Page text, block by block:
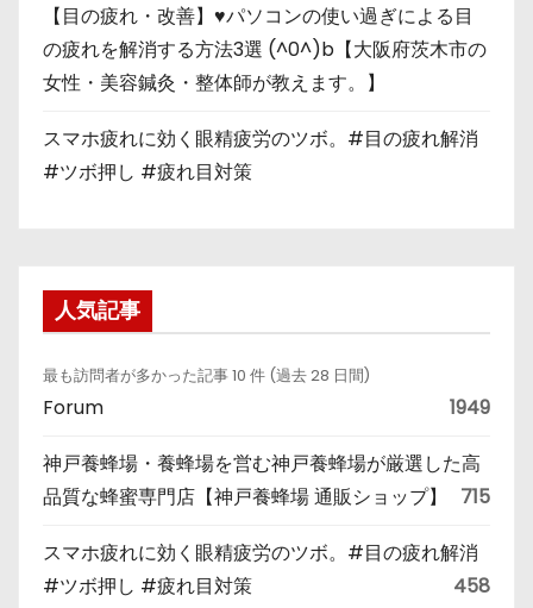
【目の疲れ・改善】♥パソコンの使い過ぎによる目
の疲れを解消する方法3選 (^0^)b【大阪府茨木市の
女性・美容鍼灸・整体師が教えます。】
スマホ疲れに効く眼精疲労のツボ。#目の疲れ解消
#ツボ押し #疲れ目対策
人気記事
最も訪問者が多かった記事 10 件 (過去 28 日間)
Forum 1949
神戸養蜂場・養蜂場を営む神戸養蜂場が厳選した高
品質な蜂蜜専門店【神戸養蜂場 通販ショップ】
715
スマホ疲れに効く眼精疲労のツボ。#目の疲れ解消
#ツボ押し #疲れ目対策
458